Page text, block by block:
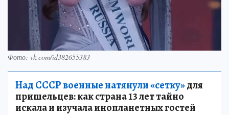
Фото: vk.com/id382655383
Над СССР военные натянули «сетку»для
пришельцев: как страна 13 лет тайно
искала и изучала инопланетных гостей